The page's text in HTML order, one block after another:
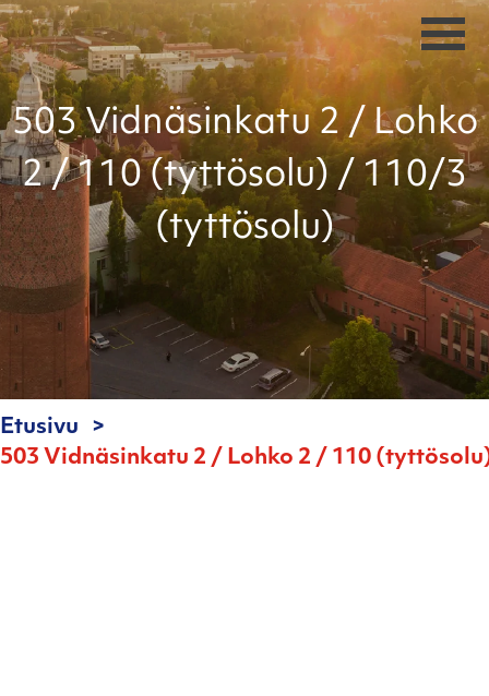
503 Vidnäsinkatu 2 / Lohko
2 / 110 (tyttösolu) / 110/3
(tyttösolu)
Etusivu
503 Vidnäsinkatu 2 / Lohko 2 / 110